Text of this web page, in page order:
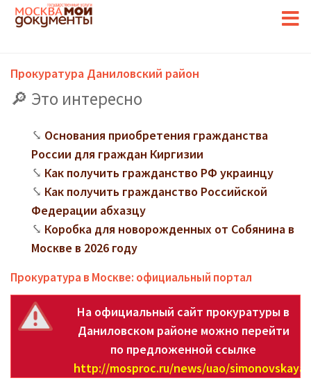
Прокуратура Даниловский район
Это интересно
Основания приобретения гражданства
России для граждан Киргизии
Как получить гражданство РФ украинцу
Как получить гражданство Российской
Федерации абхазцу
Коробка для новорожденных от Собянина в
Москве в 2026 году
Прокуратура в Москве: официальный портал
На официальный сайт прокуратуры в
Даниловском районе можно перейти
по предложенной ссылке
http://mosproc.ru/news/uao/simonovskaya